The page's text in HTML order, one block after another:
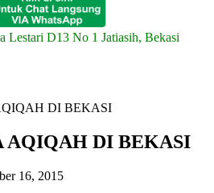
Lestari D13 No 1 Jatiasih, Bekasi
DI BEKASI
AQIQAH DI BEKASI
16, 2015